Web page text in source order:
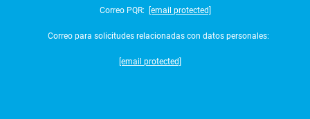
Correo PQR: [email protected]
Correo para solicitudes relacionadas con datos personales:
[email protected]